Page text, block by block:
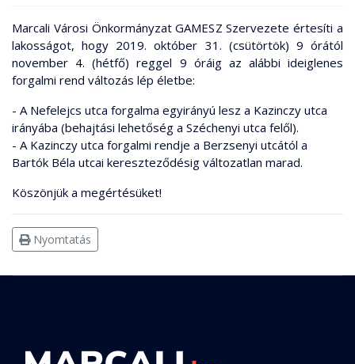
Marcali Városi Önkormányzat GAMESZ Szervezete értesíti a
lakosságot, hogy 2019. október 31. (csütörtök) 9 órától
november 4. (hétfő) reggel 9 óráig az alábbi ideiglenes
forgalmi rend változás lép életbe:
- A Nefelejcs utca forgalma egyirányú lesz a Kazinczy utca
irányába (behajtási lehetőség a Széchenyi utca felől).
- A Kazinczy utca forgalmi rendje a Berzsenyi utcától a
Bartók Béla utcai kereszteződésig változatlan marad.
Köszönjük a megértésüket!
Nyomtatás